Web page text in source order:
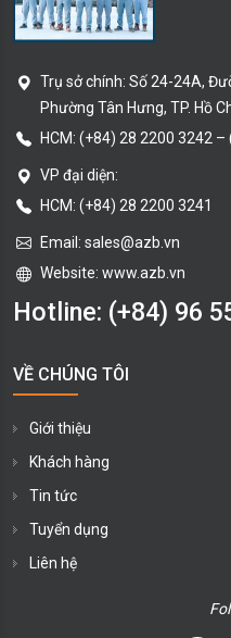
Trụ sở chính: Số 24-24A,
Phường Tân Hưng, TP. Hồ
HCM: (+84) 28 2200 3242 –
VP đại diện:
HCM: (+84) 28 2200 3241
Email: sales@azb.vn
Website: www.azb.vn
Hotline: (+84) 96
VỀ CHÚNG TÔI
Giới thiệu
Khách hàng
Tin tức
Tuyển dụng
Liên hệ